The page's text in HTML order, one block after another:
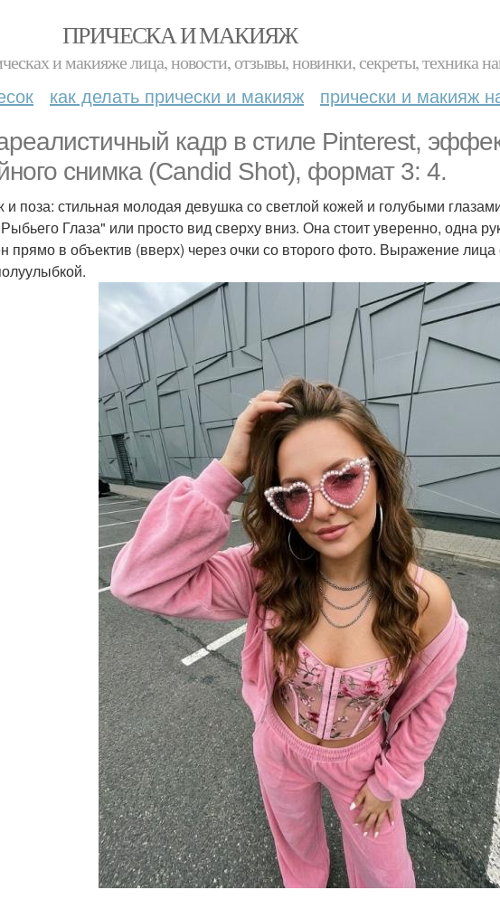
ПРИЧЕСКА И МАКИЯЖ
и макияже лица, новости, отзывы, новинки, секреты, техника
как делать прически и макияж прически и макияж
кадр в стиле Pinterest,
снимка (Candid Shot), формат 3: 4.
поза: стильная молодая девушка со светлой кожей и голубыми
Глаза" или просто вид сверху вниз. Она стоит уверенно, одна
прямо в объектив (вверх) через очки со второго фото. Выражение лица